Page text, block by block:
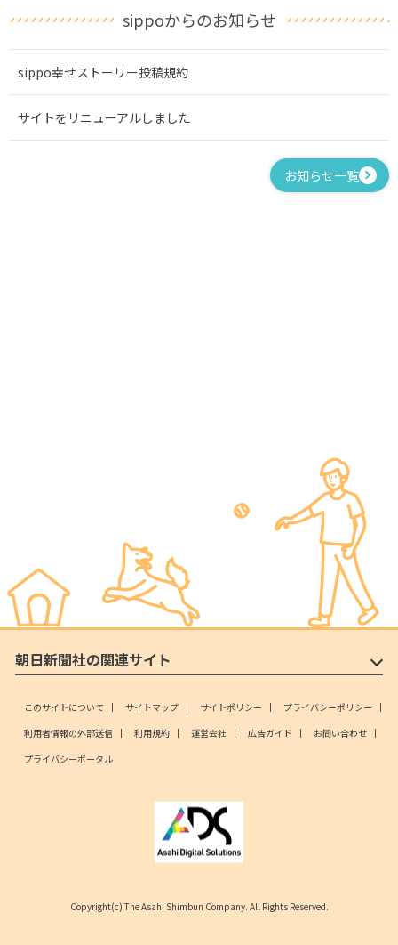
sippoからのお知らせ
sippo幸せストーリー投稿規約
サイトをリニューアルしました
お知らせ一覧
朝日新聞社の関連サイト
このサイトについて サイトマップ サイトポリシー
プライバシーポリシー
利用者情報の外部送信
利用規約 運営会社 広告ガイド
お問い合わせ
プライバシーポータル
Copyright(c) The Asahi Shimbun Company. All Rights Reserved.